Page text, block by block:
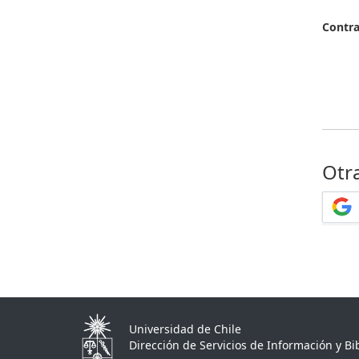
Universidad de Chile
Dirección de Servicios de Información y